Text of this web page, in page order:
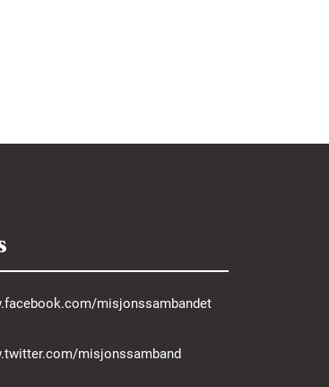
misjonssambandet
misjonssamband